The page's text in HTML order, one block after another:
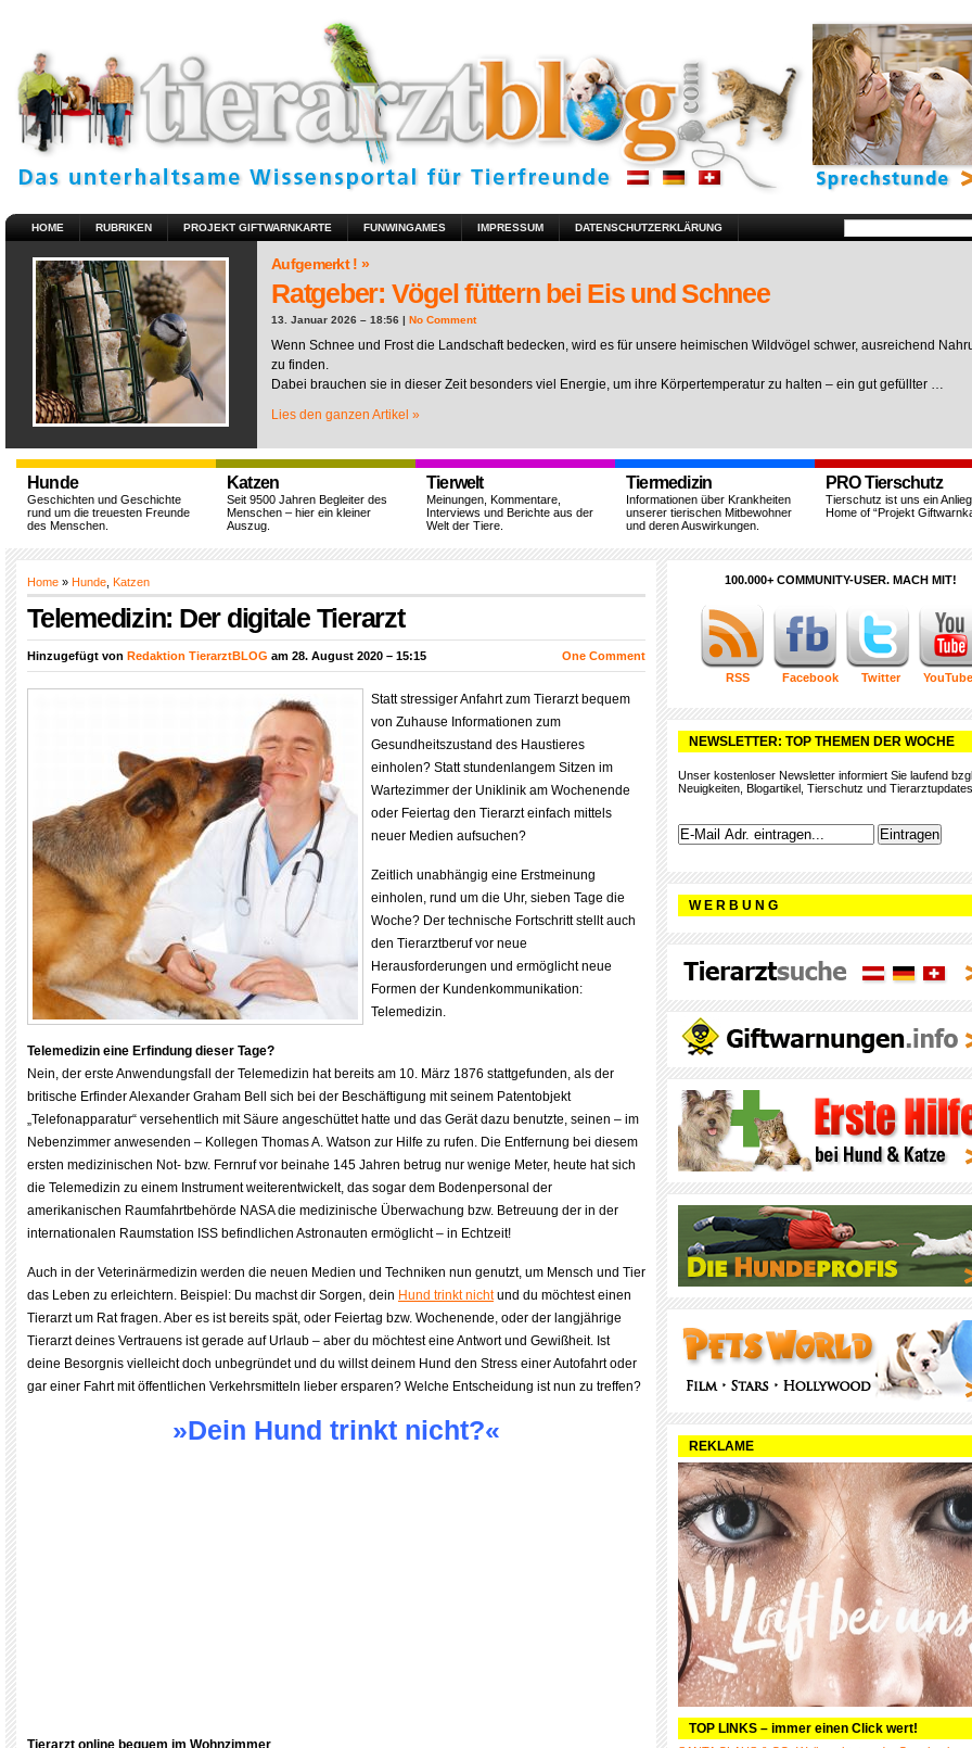
HOME RUBRIKEN PROJEKT GIFTWARNKARTE FUNWINGAMES IMPRESSUM DATENSCHUTZERKLÄRUNG
Aufgemerkt ! »
Ratgeber: Vögel füttern bei Eis und Schnee
13. Januar 2026 – 18:56 | No Comment
Wenn Schnee und Frost die Landschaft bedecken, wird es für unsere heimischen Wildvögel schwer, ausreichend
zu finden.
Dabei brauchen sie in dieser Zeit besonders viel Energie, um ihre Körpertemperatur zu halten – ein gut gefüllter …
Lies den ganzen Artikel »
Hunde
Geschichten und Geschichte
rund um die treuesten Freunde
des Menschen.
Katzen
Seit 9500 Jahren Begleiter des
Menschen – hier ein kleiner
Auszug.
Tierwelt
Meinungen, Kommentare,
Interviews und Berichte aus der
Welt der Tiere.
Tiermedizin
Informationen über Krankheiten
unserer tierischen Mitbewohner
und deren Auswirkungen.
PRO Tierschutz
Tierschutz ist uns ein
Home of “Projekt
Home » Hunde Katzen
Telemedizin: Der digitale Tierarzt
Hinzugefügt von Redaktion TierarztBLOG am 28. August 2020 – 15:15 One Comment
Statt stressiger Anfahrt zum Tierarzt bequem
von Zuhause Informationen zum
Gesundheitszustand des Haustieres
einholen? Statt stundenlangem Sitzen im
Wartezimmer der Uniklinik am Wochenende
oder Feiertag den Tierarzt einfach mittels
neuer Medien aufsuchen?
Zeitlich unabhängig eine Erstmeinung
einholen, rund um die Uhr, sieben Tage die
Woche? Der technische Fortschritt stellt auch
den Tierarztberuf vor neue
Herausforderungen und ermöglicht neue
Formen der Kundenkommunikation:
Telemedizin.
Telemedizin eine Erfindung dieser Tage?
Nein, der erste Anwendungsfall der Telemedizin hat bereits am 10. März 1876 stattgefunden, als der
britische Erfinder Alexander Graham Bell sich bei der Beschäftigung mit seinem Patentobjekt
„Telefonapparatur“ versehentlich mit Säure angeschüttet hatte und das Gerät dazu benutzte, seinen – im
Nebenzimmer anwesenden – Kollegen Thomas A. Watson zur Hilfe zu rufen. Die Entfernung bei diesem
ersten medizinischen Not- bzw. Fernruf vor beinahe 145 Jahren betrug nur wenige Meter, heute hat sich
die Telemedizin zu einem Instrument weiterentwickelt, das sogar dem Bodenpersonal der
amerikanischen Raumfahrtbehörde NASA die medizinische Überwachung bzw. Betreuung der in der
internationalen Raumstation ISS befindlichen Astronauten ermöglicht – in Echtzeit!
Auch in der Veterinärmedizin werden die neuen Medien und Techniken nun genutzt, um Mensch und Tier
das Leben zu erleichtern. Beispiel: Du machst dir Sorgen, dein Hund trinkt nichtund du möchtest einen
Tierarzt um Rat fragen. Aber es ist bereits spät, oder Feiertag bzw. Wochenende, oder der langjährige
Tierarzt deines Vertrauens ist gerade auf Urlaub – aber du möchtest eine Antwort und Gewißheit. Ist
deine Besorgnis vielleicht doch unbegründet und du willst deinem Hund den Stress einer Autofahrt oder
gar einer Fahrt mit öffentlichen Verkehrsmitteln lieber ersparen? Welche Entscheidung ist nun zu treffen?
»Dein Hund trinkt nicht?«
Tierarzt online bequem im Wohnzimmer
100.000+ COMMUNITY-USER. MACH MIT!
RSS Facebook Twitter YouTube
NEWSLETTER: TOP THEMEN DER WOCHE
Unser kostenloser Newsletter informiert Sie laufend
Neuigkeiten, Blogartikel, Tierschutz und
W E R B U N G
REKLAME
TOP LINKS – immer einen Click wert!